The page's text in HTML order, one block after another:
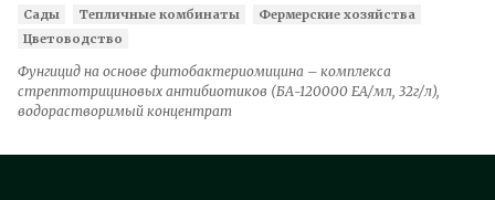
Сады
Тепличные комбинаты
Фермерские хозяйства
Цветоводство
Фунгицид на основе фитобактериомицина – комплекса
стрептотрициновых антибиотиков (БА-120000 ЕА/мл, 32г/л),
водорастворимый концентрат